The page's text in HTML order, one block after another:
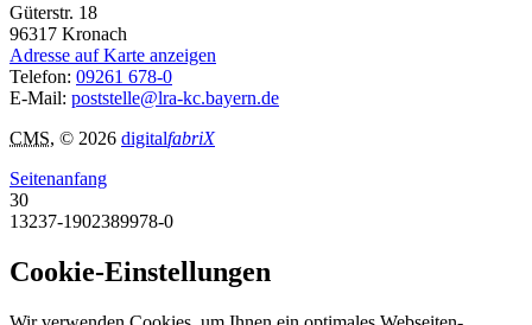
Güterstr. 18
96317 Kronach
Adresse auf Karte anzeigen
Telefon: 09261 678-0
E-Mail: poststelle@lra-kc.bayern.de
CMS, © 2026 digitalfabriX
Seitenanfang
30
13237-1902389978-0
Cookie-Einstellungen